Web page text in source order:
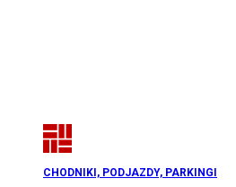
CHODNIKI, PODJAZDY, PARKINGI